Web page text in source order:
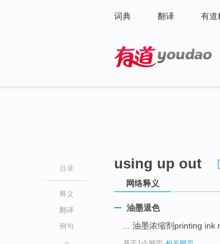
词典 翻译 有道
目录
释义
翻译
例句
using up out
网络释义
油墨退色
... 油墨浓缩剂printing ink